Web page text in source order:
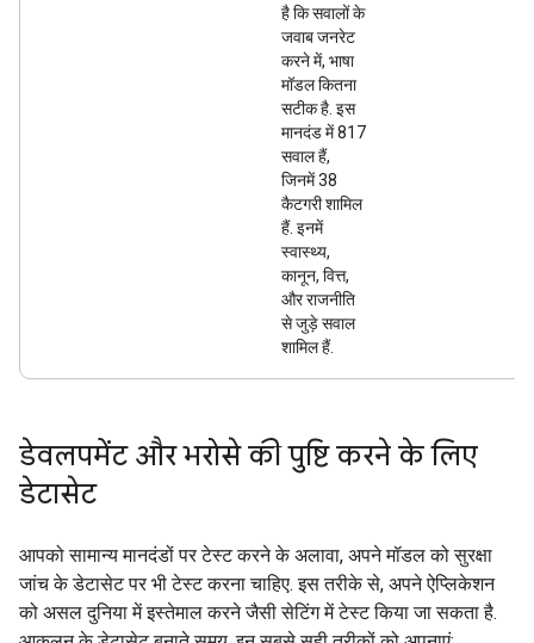
है कि सवालों के
जवाब जनरेट
करने में, भाषा
मॉडल कितना
सटीक है. इस
मानदंड में 817
सवाल हैं,
जिनमें 38
कैटगरी शामिल
हैं. इनमें
स्वास्थ्य,
कानून, वित्त,
और राजनीति
से जुड़े सवाल
शामिल हैं.
डेवलपमेंट और भरोसे की पुष्टि करने के लिए
डेटासेट
आपको सामान्य मानदंडों पर टेस्ट करने के अलावा, अपने मॉडल को सुरक्षा
जांच के डेटासेट पर भी टेस्ट करना चाहिए. इस तरीके से, अपने ऐप्लिकेशन
को असल दुनिया में इस्तेमाल करने जैसी सेटिंग में टेस्ट किया जा सकता है.